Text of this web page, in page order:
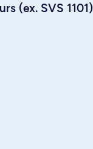
(ex. SVS 1101)